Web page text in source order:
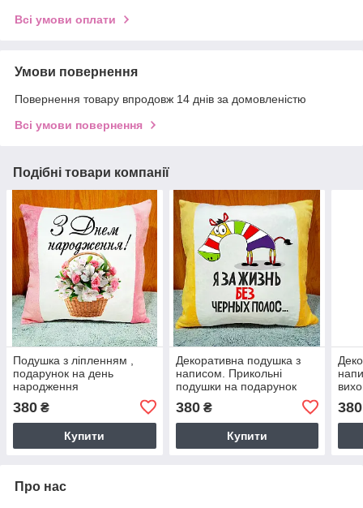
Всі умови оплати
Умови повернення
Повернення товару впродовж 14 днів за домовленістю
Всі умови повернення
Подібні товари компанії
Подушка з ліпленням ,
подарунок на день
народження
380 ₴
Купити
Декоративна подушка з
написом. Прикольні
подушки на подарунок
380₴
Купити
380
Про нас